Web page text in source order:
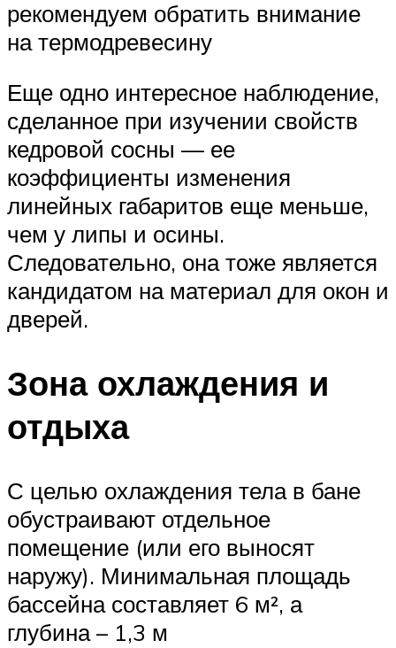
рекомендуем обратить внимание
на термодревесину
Еще одно интересное наблюдение,
сделанное при изучении свойств
кедровой сосны — ее
коэффициенты изменения
линейных габаритов еще меньше,
чем у липы и осины.
Следовательно, она тоже является
кандидатом на материал для окон и
дверей.
Зона охлаждения и
отдыха
С целью охлаждения тела в бане
обустраивают отдельное
помещение (или его выносят
наружу). Минимальная площадь
бассейна составляет 6 м², а
глубина – 1,3 м